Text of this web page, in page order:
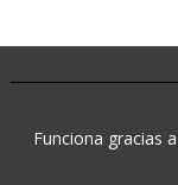
Funciona gracias